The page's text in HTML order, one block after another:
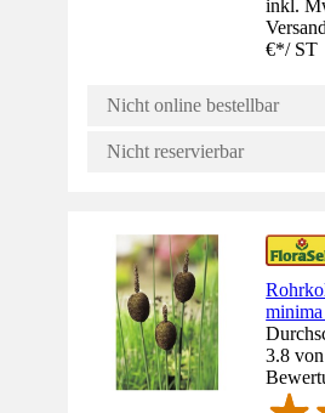
inkl.
€*/ ST
Nicht online bestellbar
Nicht reservierbar
3.8